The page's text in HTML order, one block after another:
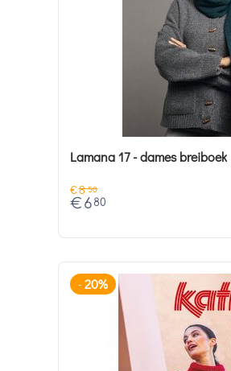
Lamana 17 - dames breiboek
€8 50
€ 6 80
- 20%